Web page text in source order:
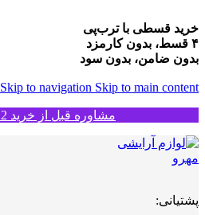
خرید قسطی با ترب‌پی
۴ قسط، بدون کارمزد
بدون ضامن، بدون سود
Skip to navigation Skip to main content
مشاوره قبل از خرید 09026820222
پشتیانی: